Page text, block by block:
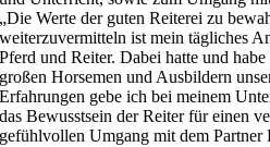
„Die Werte der guten Reiterei zu
weiterzuvermitteln ist mein tägliches
Pferd und Reiter. Dabei hatte und
großen Horsemen und Ausbildern
Erfahrungen gebe ich bei meinem
das Bewusstsein der Reiter für einen
gefühlvollen Umgang mit dem Partner